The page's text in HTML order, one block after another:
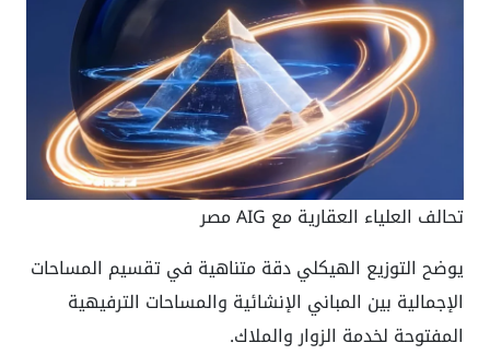
تحالف العلياء العقارية مع AIG مصر
يوضح التوزيع الهيكلي دقة متناهية في تقسيم المساحات
الإجمالية بين المباني الإنشائية والمساحات الترفيهية
المفتوحة لخدمة الزوار والملاك.